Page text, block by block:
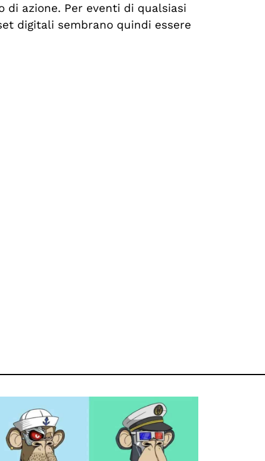
azione. Per eventi di qualsiasi
digitali sembrano quindi essere